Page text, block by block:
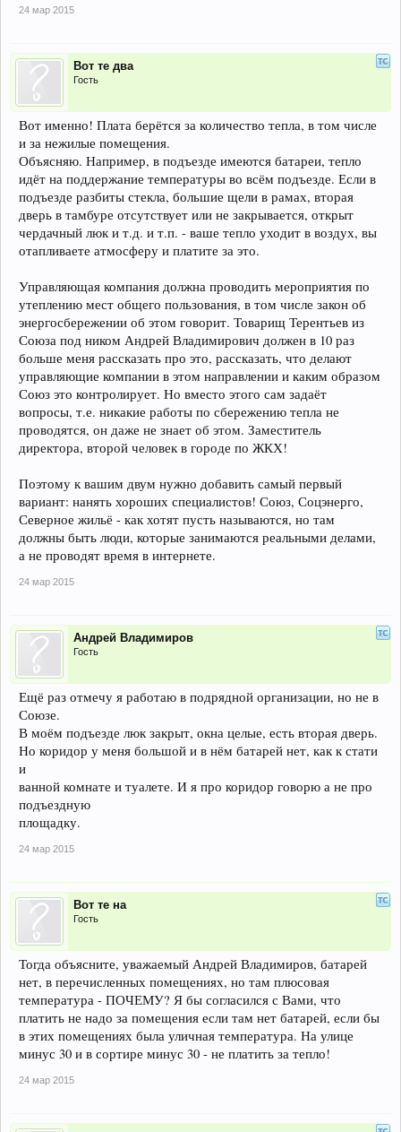
24 мар 2015
Вот те два
Гость
Вот именно! Плата берётся за количество тепла, в том числе
и за нежилые помещения.
Объясняю. Например, в подъезде имеются батареи, тепло
идёт на поддержание температуры во всём подъезде. Если в
подъезде разбиты стекла, большие щели в рамах, вторая
дверь в тамбуре отсутствует или не закрывается, открыт
чердачный люк и т.д. и т.п. - ваше тепло уходит в воздух, вы
отапливаете атмосферу и платите за это.
Управляющая компания должна проводить мероприятия по
утеплению мест общего пользования, в том числе закон об
энергосбережении об этом говорит. Товарищ Терентьев из
Союза под ником Андрей Владимирович должен в 10 раз
больше меня рассказать про это, рассказать, что делают
управляющие компании в этом направлении и каким образом
Союз это контролирует. Но вместо этого сам задаёт
вопросы, т.е. никакие работы по сбережению тепла не
проводятся, он даже не знает об этом. Заместитель
директора, второй человек в городе по ЖКХ!
Поэтому к вашим двум нужно добавить самый первый
вариант: нанять хороших специалистов! Союз, Соцэнерго,
Северное жильё - как хотят пусть называются, но там
должны быть люди, которые занимаются реальными делами,
а не проводят время в интернете.
24 мар 2015
Андрей Владимиров
Гость
Ещё раз отмечу я работаю в подрядной организации, но не в
Союзе.
В моём подъезде люк закрыт, окна целые, есть вторая дверь.
Но коридор у меня большой и в нём батарей нет, как к стати
и
ванной комнате и туалете. И я про коридор говорю а не про
подъездную
площадку.
24 мар 2015
Вот те на
Гость
Тогда объясните, уважаемый Андрей Владимиров, батарей
нет, в перечисленных помещениях, но там плюсовая
температура - ПОЧЕМУ? Я бы согласился с Вами, что
платить не надо за помещения если там нет батарей, если бы
в этих помещениях была уличная температура. На улице
минус 30 и в сортире минус 30 - не платить за тепло!
24 мар 2015